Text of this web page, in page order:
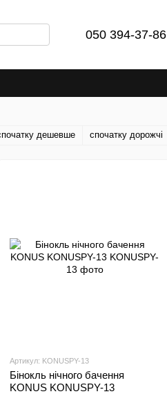
050 394-37-86
дешевше спочатку дорожчі
Артикул: KONUSPY-13
Бінокль нічного бачення
KONUS KONUSPY-13